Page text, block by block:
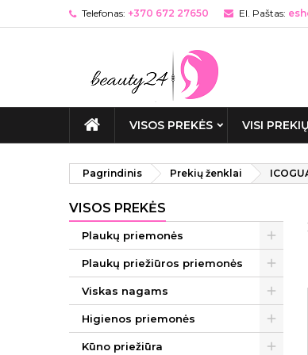
Telefonas: +370 672 27650 El. Paštas:
VISOS PREKĖS VISI
Pagrindinis Prekių ženklai
VISOS PREKĖS
Plaukų priemonės
Plaukų priežiūros priemonės
Viskas nagams
Higienos priemonės
Kūno priežiūra